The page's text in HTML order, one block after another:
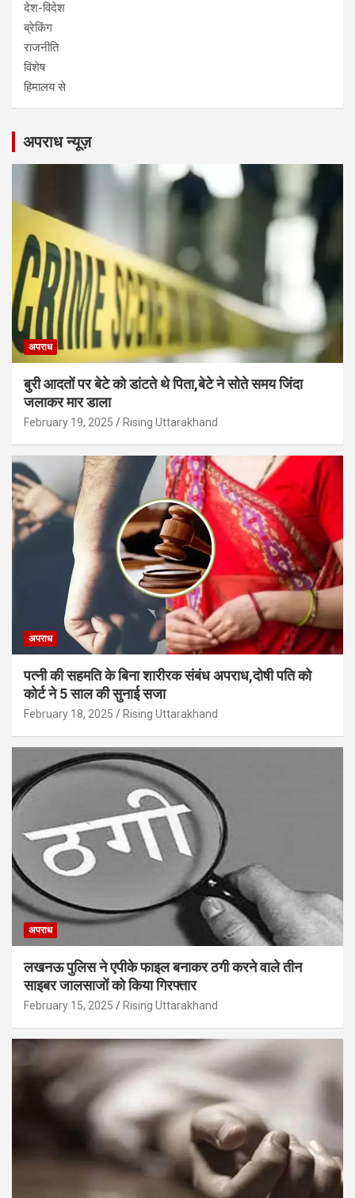
देश-विदेश
ब्रेकिंग
राजनीति
विशेष
हिमालय से
अपराध न्यूज़
अपराध
बुरी आदतों पर बेटे को डांटते थे पिता,बेटे ने सोते समय जिंदा
जलाकर मार डाला
February 19, 2025 Rising Uttarakhand
अपराध
पत्नी की सहमति के बिना शारीरक संबंध अपराध,दोषी पति को
कोर्ट ने 5 साल की सुनाई सजा
February 18, 2025 Rising Uttarakhand
अपराध
लखनऊ पुलिस ने एपीके फाइल बनाकर ठगी करने वाले तीन
साइबर जालसाजों को किया गिरफ्तार
February 15, 2025 Rising Uttarakhand